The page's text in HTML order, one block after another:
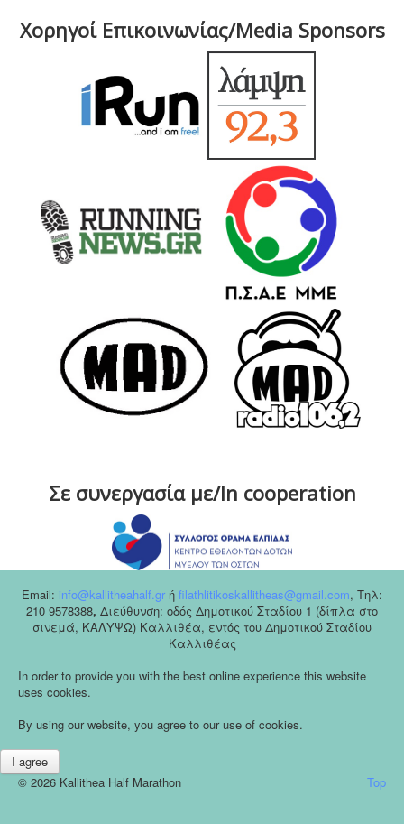
Χορηγοί Επικοινωνίας/Media Sponsors
Σε συνεργασία με/In cooperation
Email: info@kallitheahalf.gr ή filathlitikoskallitheas@gmail.com, Tηλ:
210 9578388, Διεύθυνση: οδός Δημοτικού Σταδίου 1 (δίπλα στο
σινεμά, ΚΑΛΥΨΩ) Καλλιθέα, εντός του Δημοτικού Σταδίου
Καλλιθέας
In order to provide you with the best online experience this website
uses cookies.
By using our website, you agree to our use of cookies.
I agree
Top
© 2026 Kallithea Half Marathon